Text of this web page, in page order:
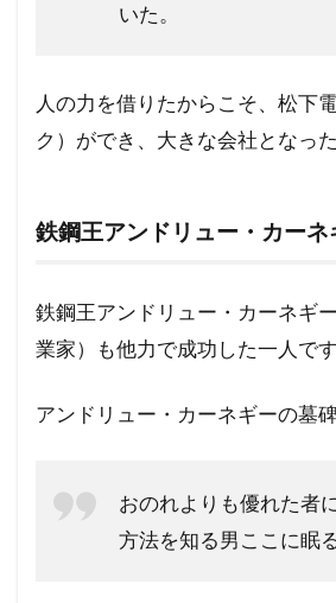
いた。
人の力を借りたからこそ、松下
ク）ができ、大きな会社となった
鉄鋼王アンドリュー・カーネ
鉄鋼王アンドリュー・カーネギ
業家）も他力で成功した一人です
アンドリュー・カーネギーの墓
おのれよりも優れた者
方法を知る男ここに眠